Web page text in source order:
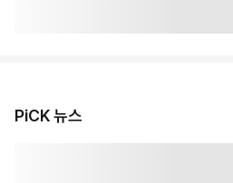
PiCK 뉴스